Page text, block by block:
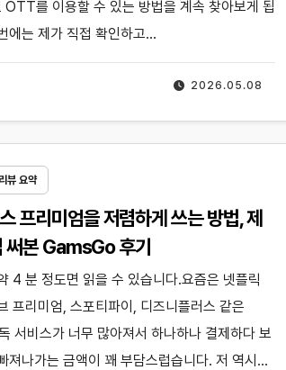
2026.05.08
OTT를 이용할 수 있는 방법을 계속 찾아보게 됩
에는 제가 직접 확인하고…
뷰 요약
프리미엄을 저렴하게 쓰는 방법, 제
써본 GamsGo 후기
4 분 정도면 읽을 수 있습니다.요즘은 넷플릭
프리미엄, 스포티파이, 디즈니플러스 같은
서비스가 너무 많아져서 하나하나 결제하다 보
져나가는 금액이 꽤 부담스럽습니다. 저 역시…